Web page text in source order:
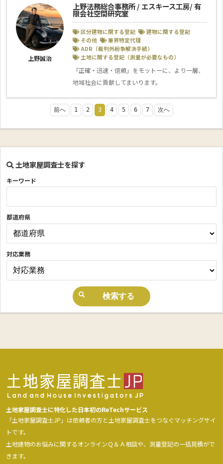
上野誠治
上野法務総合事務所 / エスキース工房/ 有
限会社空間研究室
区分建物に関する登記
建物に関する登記
その他
筆界特定代理
ADR（裁判外紛争解決手続）
土地に関する登記（測量が必要なもの）
「正確・迅速・信頼」をモットーに、より一層、
地域社会に貢献してまいります。
前へ 1 2 3 4 5 6 7 次へ
土地家屋調査士を探す
キーワード
都道府県
対応業務
土地家屋調査士に特化した日本初のReTechサービス
「土地家屋調査士JP」は依頼者の方と土地家屋調査士をつなぐマッチングサイ
トです。
土地建物のお悩みに関するオンラインＱ＆Ａ相談や、測量登記の一括見積がで
きます。